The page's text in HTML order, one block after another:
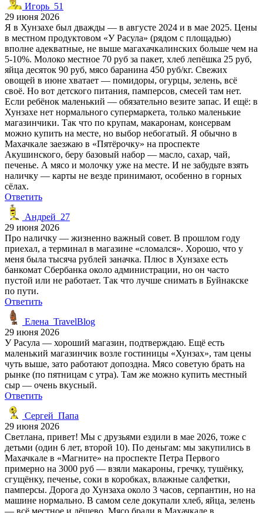
Игорь_51
29 июня 2026
Я в Хунзахе был дважды — в августе 2024 и в мае 2025. Цены
в местном продуктовом «У Расула» (рядом с площадью)
вполне адекватные, не выше магахачкалинских больше чем на
5-10%. Молоко местное 70 руб за пакет, хлеб лепёшка 25 руб,
яйца десяток 90 руб, мясо баранина 450 руб/кг. Свежих
овощей в июне хватает — помидоры, огурцы, зелень, всё
своё. Но вот детского питания, памперсов, смесей там нет.
Если ребёнок маленький — обязательно везите запас. И ещё: в
Хунзахе нет нормального супермаркета, только маленькие
магазинчики. Так что по крупам, макаронам, консервам
можно купить на месте, но выбор небогатый. Я обычно в
Махачкале заезжаю в «Пятёрочку» на проспекте
Акушинского, беру базовый набор — масло, сахар, чай,
печенье. А мясо и молочку уже на месте. И не забудьте взять
наличку — карты не везде принимают, особенно в горных
сёлах.
Ответить
Андрей_27
29 июня 2026
Про наличку — жизненно важный совет. В прошлом году
приехал, а терминал в магазине «сломался». Хорошо, что у
меня была тысяча рублей заначка. Плюс в Хунзахе есть
банкомат Сбербанка около администрации, но он часто
пустой или не работает. Так что лучше снимать в Буйнакске
по пути.
Ответить
Елена_TravelBlog
29 июня 2026
У Расула — хороший магазин, подтверждаю. Ещё есть
маленький магазинчик возле гостиницы «Хунзах», там цены
чуть выше, зато работают допоздна. Мясо советую брать на
рынке (по пятницам с утра). Там же можно купить местный
сыр — очень вкусный.
Ответить
Сергей_Папа
29 июня 2026
Светлана, привет! Мы с друзьями ездили в мае 2026, тоже с
детьми (один 6 лет, второй 10). По деньгам: мы закупились в
Махачкале в «Магните» на проспекте Петра Первого
примерно на 3000 руб — взяли макароны, гречку, тушёнку,
сгущёнку, печенье, соки в коробках, влажные салфетки,
памперсы. Дорога до Хунзаха около 3 часов, серпантин, но на
машине нормально. В самом селе докупали хлеб, яйца, зелень
— всё местное и дёшево. Мясо брали в Махачкале в